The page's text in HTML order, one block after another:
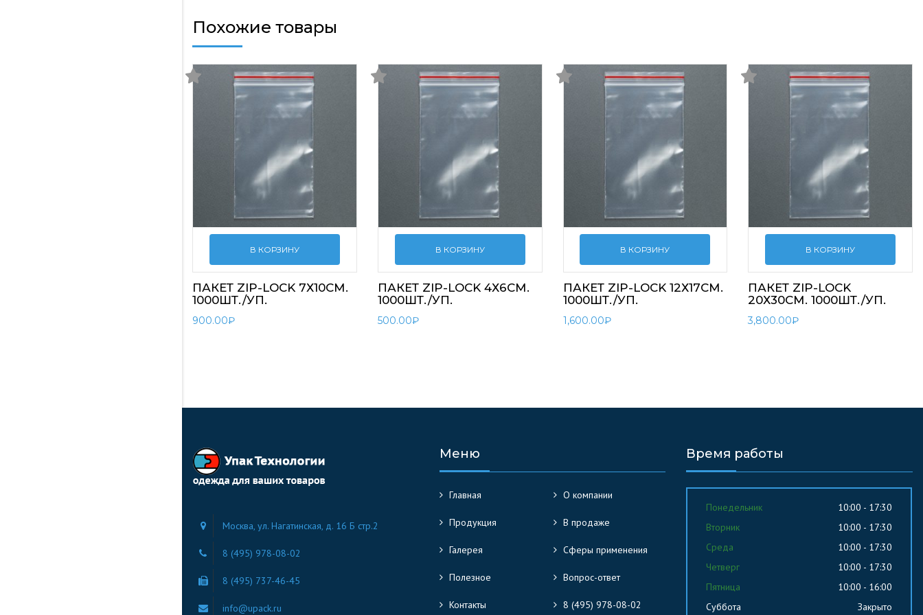
Похожие товары
В КОРЗИНУ
ПАКЕТ ZIP-LOCK 7Х10СМ.
1000ШТ./УП.
900.00₽
В КОРЗИНУ
ПАКЕТ ZIP-LOCK 4Х6СМ.
1000ШТ./УП.
500.00₽
В КОРЗИНУ
ПАКЕТ ZIP-LOCK 12Х17СМ.
1000ШТ./УП.
1,600.00₽
В КОРЗИНУ
ПАКЕТ ZIP-LOCK
20Х30СМ. 1000ШТ./УП.
3,800.00₽
Москва, ул. Нагатинская, д. 16 Б стр.2
8 (495) 978-08-02
8 (495) 737-46-45
info@upack.ru
Меню
Главная О компании
Продукция В продаже
Галерея Сферы применения
Полезное Вопрос-ответ
Контакты 8 (495) 978-08-02
Время работы
Понедельник
10:00 - 17:30
Вторник
10:00 - 17:30
Среда
10:00 - 17:30
Четверг
10:00 - 17:30
Пятница
10:00 - 16:00
Суббота
Закрыто